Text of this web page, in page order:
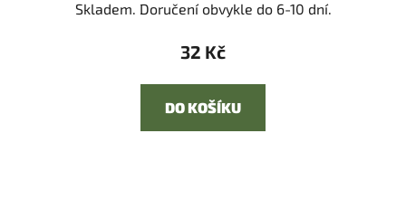
Skladem. Doručení obvykle do 6-10 dní.
32 Kč
DO KOŠÍKU